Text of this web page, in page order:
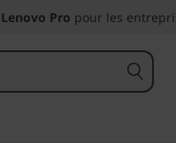
Lenovo Pro pour les